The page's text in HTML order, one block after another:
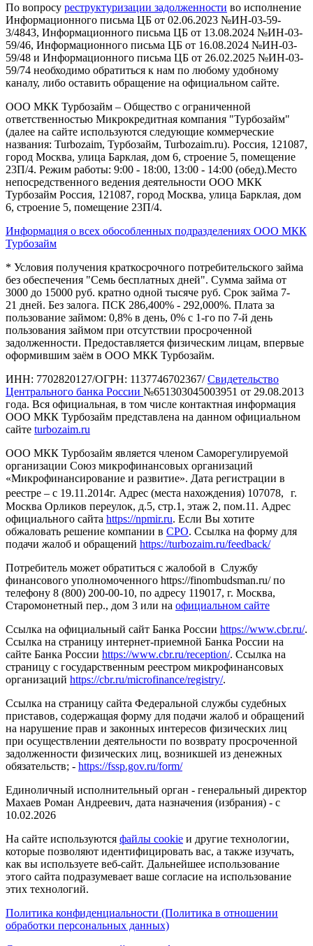
По вопросу реструктуризации задолженности во исполнение
Информационного письма ЦБ от 02.06.2023 №ИН-03-59-
3/4843, Информационного письма ЦБ от 13.08.2024 №ИН-03-
59/46, Информационного письма ЦБ от 16.08.2024 №ИН-03-
59/48 и Информационного письма ЦБ от 26.02.2025 №ИН-03-
59/74 необходимо обратиться к нам по любому удобному
каналу, либо оставить обращение на официальном сайте.
ООО МКК Турбозайм – Общество с ограниченной
ответственностью Микрокредитная компания "Турбозайм"
(далее на сайте используются следующие коммерческие
названия: Turbozaim, Турбозайм, Turbozaim.ru). Россия, 121087,
город Москва, улица Барклая, дом 6, строение 5, помещение
23П/4. Режим работы: 9:00 - 18:00, 13:00 - 14:00 (обед).Место
непосредственного ведения деятельности ООО МКК
Турбозайм Россия, 121087, город Москва, улица Барклая, дом
6, строение 5, помещение 23П/4.
Информация о всех обособленных подразделениях ООО МКК
Турбозайм
* Условия получения краткосрочного потребительского займа
без обеспечения "Семь бесплатных дней". Сумма займа от
3000 до 15000 руб. кратно одной тысяче руб. Срок займа 7-
21 дней. Без залога. ПСК 286,400% - 292,000%. Плата за
пользование займом: 0,8% в день, 0% с 1-го по 7-й день
пользования займом при отсутствии просроченной
задолженности. Предоставляется физическим лицам, впервые
оформившим заём в ООО МКК Турбозайм.
ИНН: 7702820127/ОГРН: 1137746702367/Свидетельство
Центрального банка России №651303045003951 от 29.08.2013
года. Вся официальная, в том числе контактная информация
ООО МКК Турбозайм представлена на данном официальном
сайте turbozaim.ru
ООО МКК Турбозайм является членом Саморегулируемой
организации Союз микрофинансовых организаций
«Микрофинансирование и развитие». Дата регистрации в
реестре – с 19.11.2014г. Адрес (места нахождения) 107078, г.
Москва Орликов переулок, д.5, стр.1, этаж 2, пом.11. Адрес
официального сайта https://npmir.ru. Если Вы хотите
обжаловать решение компании в СРО. Ссылка на форму для
подачи жалоб и обращений https://turbozaim.ru/feedback/
Потребитель может обратиться с жалобой в Службу
финансового уполномоченного https://finombudsman.ru/ по
телефону 8 (800) 200-00-10, по адресу 119017, г. Москва,
Старомонетный пер., дом 3 или на официальном сайте
Ссылка на официальный сайт Банка России https://www.cbr.ru/.
Ссылка на страницу интернет-приемной Банка России на
сайте Банка России https://www.cbr.ru/reception/. Ссылка на
страницу с государственным реестром микрофинансовых
организаций https://cbr.ru/microfinance/registry/.
Ссылка на страницу сайта Федеральной службы судебных
приставов, содержащая форму для подачи жалоб и обращений
на нарушение прав и законных интересов физических лиц
при осуществлении деятельности по возврату просроченной
задолженности физических лиц, возникшей из денежных
обязательств; - https://fssp.gov.ru/form/
Единоличный исполнительный орган - генеральный директор
Махаев Роман Андреевич, дата назначения (избрания) - с
10.02.2026
На сайте используются файлы cookie и другие технологии,
которые позволяют идентифицировать вас, а также изучать,
как вы используете веб-сайт. Дальнейшее использование
этого сайта подразумевает ваше согласие на использование
этих технологий.
Политика конфиденциальности (Политика в отношении
обработки персональных данных)